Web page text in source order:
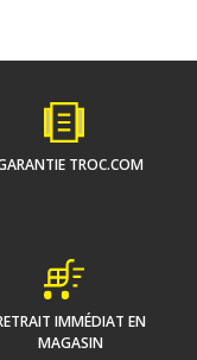
TROC.COM
IMMÉDIAT EN
MAGASIN